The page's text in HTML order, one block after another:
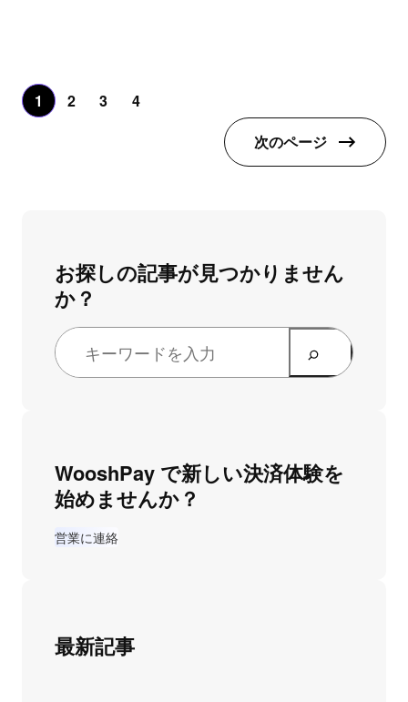
1 2 3
4
次のページ
お探しの記事が見つかりません
か？
検
索
WooshPay で新しい決済体験を
始めませんか？
営業に連絡
最新記事